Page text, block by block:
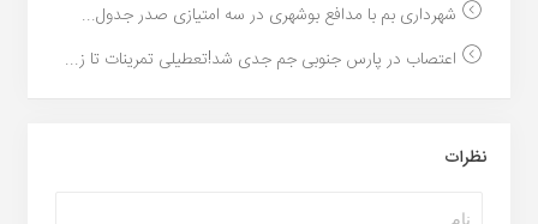
شهرداری بم با مدافع بوشهری در سه امتیازی صدر جدول...
اعتصاب در پارس جنوبی جم جدی شد!تعطیلی تمرینات تا ز...
نظرات